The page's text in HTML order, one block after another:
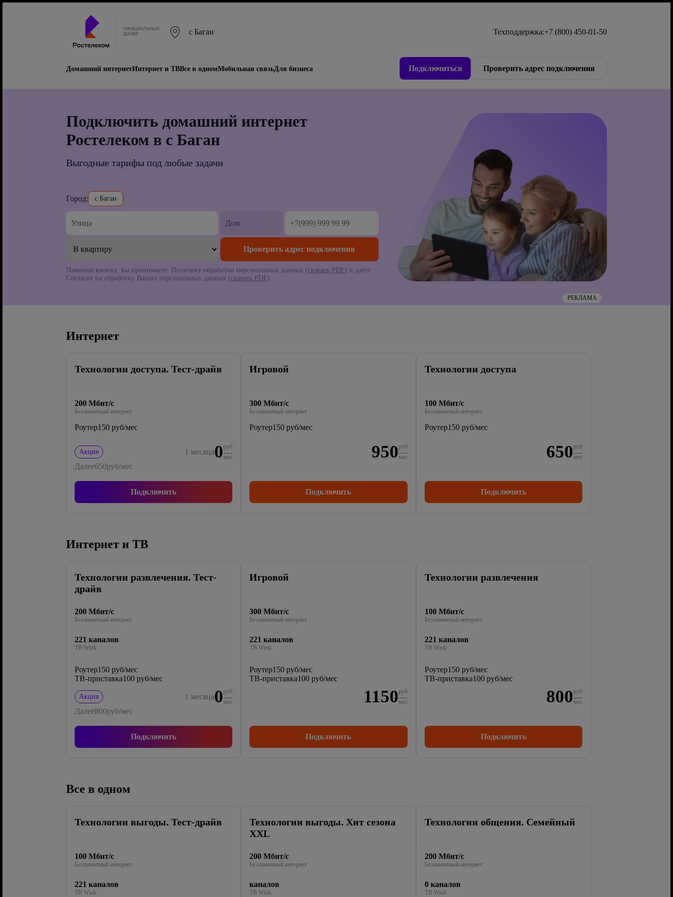
с Баган Техподдержка:+7 (800) 450-01-50
Домашний интернетИнтернет и ТВВсе в одномМобильная связьДля бизнеса Подключиться Проверить адрес подключения
Подключить домашний интернет
Ростелеком в с Баган
Выгодные тарифы под любые задачи
Город: с Баган
Нажимая кнопку, вы принимаете Политику обработки персональных данных (скачать PDF) и даёте
Согласие на обработку Ваших персональных данных (скачать PDF)
РЕКЛАМА
Интернет
Технологии доступа. Тест-драйв
200 Мбит/с
Безлимитный интернет
Роутер150 руб/мес
Акция 1 месяца0руб
мес
Далее650руб/мес
Подключить
Игровой
300 Мбит/с
Безлимитный интернет
Роутер150 руб/мес
950 руб
мес
Подключить
Технологии доступа
100 Мбит/с
Безлимитный интернет
Роутер150 руб/мес
650 руб
мес
Подключить
Интернет и ТВ
Технологии развлечения. Тест-
драйв
200 Мбит/с
Безлимитный интернет
221 каналов
ТВ Wink
Роутер150 руб/мес
ТВ-приставка100 руб/мес
Акция 1 месяца0руб
мес
Далее800руб/мес
Подключить
Игровой
300 Мбит/с
Безлимитный интернет
221 каналов
ТВ Wink
Роутер150 руб/мес
ТВ-приставка100 руб/мес
1150 руб
мес
Подключить
Технологии развлечения
100 Мбит/с
Безлимитный интернет
221 каналов
ТВ Wink
Роутер150 руб/мес
ТВ-приставка100 руб/мес
800 руб
мес
Подключить
Все в одном
Технологии выгоды. Тест-драйв
100 Мбит/с
Безлимитный интернет
221 каналов
ТВ Wink
Технологии выгоды. Хит сезона
XXL
200 Мбит/с
Безлимитный интернет
каналов
ТВ Wink
Технологии общения. Семейный
200 Мбит/с
Безлимитный интернет
0 каналов
ТВ Wink